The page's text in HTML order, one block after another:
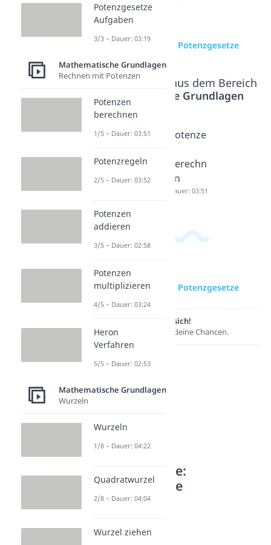
zur Videoseite: Potenzgesetze
Beliebte Inhalte aus dem Bereich
Mathematische Grundlagen
Potenzg
Wurzel
Dauer: 04:28
Potenzg
Aufgabe
n
Potenze
berechn
en
Dauer: 03:51
zur Videoseite: Potenzgesetze
Lernen lohnt sich!
Entdecke hier deine Chancen.
Weitere Inhalte:
Mathematische
Grundlagen
Potenzgesetze
Potenzgesetze
Aufgaben
3/3 – Dauer: 03:19
Mathematische Grundlagen
Rechnen mit Potenzen
Potenzen
berechnen
1/5 – Dauer: 03:51
Potenzregeln
2/5 – Dauer: 03:52
Potenzen
addieren
3/5 – Dauer: 02:58
Potenzen
multiplizieren
4/5 – Dauer: 03:24
Heron
Verfahren
5/5 – Dauer: 02:53
Mathematische Grundlagen
Wurzeln
Wurzeln
1/8 – Dauer: 04:22
Quadratwurzel
2/8 – Dauer: 04:04
Wurzel ziehen